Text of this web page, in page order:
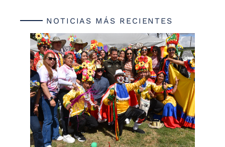
NOTICIAS MÁS RECIENTES